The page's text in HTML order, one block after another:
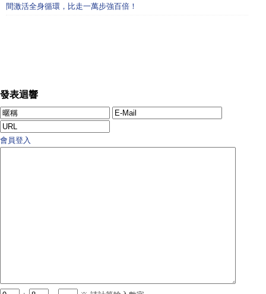
間激活全身循環，比走一萬步強百倍！
發表迴響
會員登入